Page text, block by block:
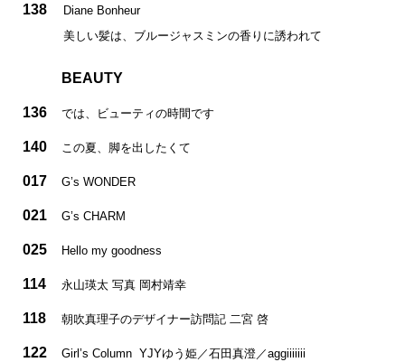
138
Diane Bonheur
美しい髪は、ブルージャスミンの香りに誘われて
BEAUTY
136 では、ビューティの時間です
140 この夏、脚を出したくて
017 G’s WONDER
021 G’s CHARM
025 Hello my goodness
114 永山瑛太 写真 岡村靖幸
118 朝吹真理子のデザイナー訪問記 二宮 啓
122 Girl’s Column YJYゆう姫／石田真澄／aggiiiiiii